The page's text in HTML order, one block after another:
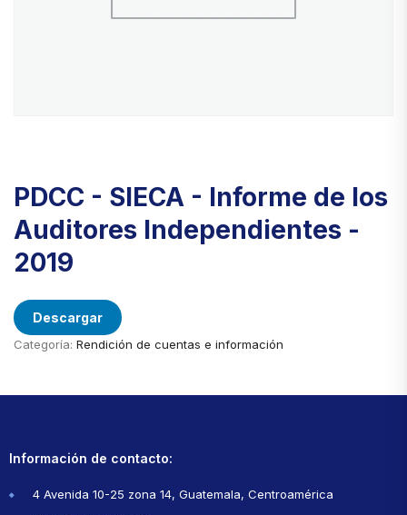
PDCC - SIECA - Informe de los
Auditores Independientes -
2019
Descargar
Categoría: Rendición de cuentas e información
Información de contacto:
4 Avenida 10-25 zona 14, Guatemala, Centroamérica